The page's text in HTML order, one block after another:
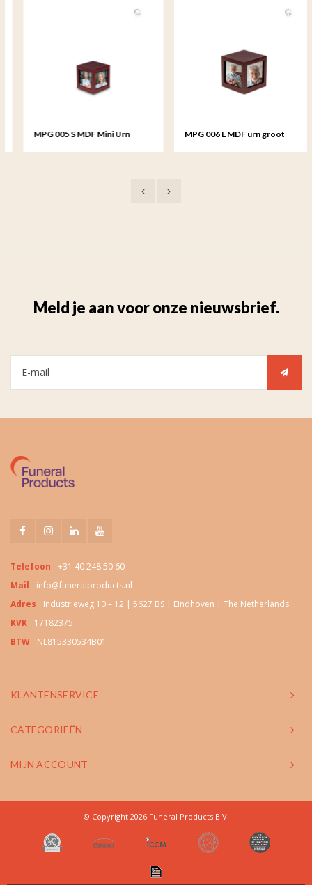
MPG 005 S MDF Mini Urn MPG 006 L MDF urn groot
Meld je aan voor onze nieuwsbrief.
Telefoon
+31 40 248 50 60
Mail
info@funeralproducts.nl
Adres
Industrieweg 10 – 12 | 5627 BS | Eindhoven | The Netherlands
KVK
17182375
BTW
NL815330534B01
KLANTENSERVICE
CATEGORIEËN
MIJN ACCOUNT
© Copyright 2026 Funeral Products B.V.